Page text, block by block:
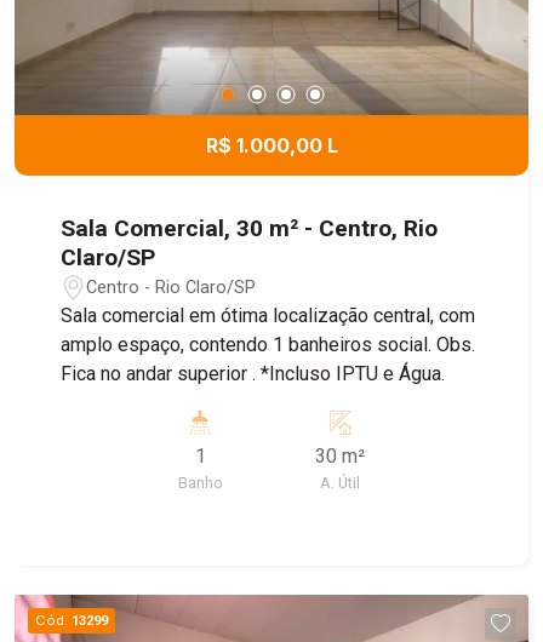
espaço descoberto para estacionamento de
diversos veículos; Quintal totalmente gramado;
Pomar formado. Documentação em ordem, apta
para financiamento.
R$ 1.000,00 L
Sala Comercial, 30 m² - Centro, Rio
Claro/SP
Centro - Rio Claro/SP
Sala comercial em ótima localização central, com
amplo espaço, contendo 1 banheiros social. Obs.
Fica no andar superior . *Incluso IPTU e Água.
1
Banho
30 m²
A. Útil
Cód. 13299